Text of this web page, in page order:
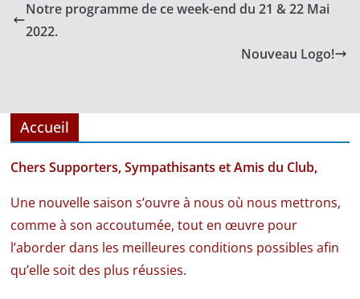
Notre programme de ce week-end du 21 & 22 Mai
2022.
Nouveau Logo!
Accueil
Chers Supporters, Sympathisants et Amis du Club,
Une nouvelle saison s’ouvre à nous où nous mettrons,
comme à son accoutumée, tout en œuvre pour
l’aborder dans les meilleures conditions possibles afin
qu’elle soit des plus réussies.